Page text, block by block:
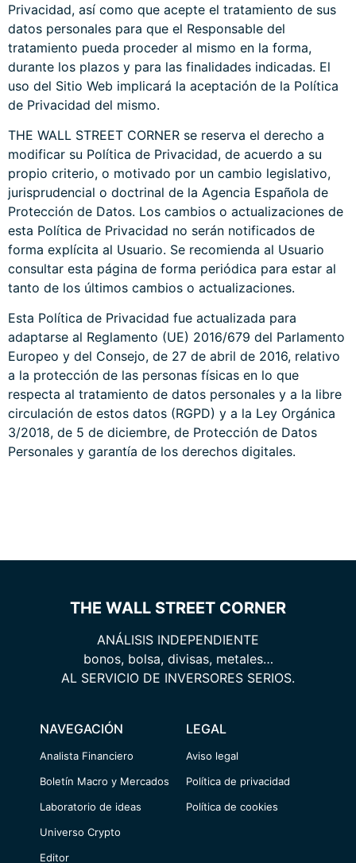
Privacidad, así como que acepte el tratamiento de sus
datos personales para que el Responsable del
tratamiento pueda proceder al mismo en la forma,
durante los plazos y para las finalidades indicadas. El
uso del Sitio Web implicará la aceptación de la Política
de Privacidad del mismo.
THE WALL STREET CORNER se reserva el derecho a
modificar su Política de Privacidad, de acuerdo a su
propio criterio, o motivado por un cambio legislativo,
jurisprudencial o doctrinal de la Agencia Española de
Protección de Datos. Los cambios o actualizaciones de
esta Política de Privacidad no serán notificados de
forma explícita al Usuario. Se recomienda al Usuario
consultar esta página de forma periódica para estar al
tanto de los últimos cambios o actualizaciones.
Esta Política de Privacidad fue actualizada para
adaptarse al Reglamento (UE) 2016/679 del Parlamento
Europeo y del Consejo, de 27 de abril de 2016, relativo
a la protección de las personas físicas en lo que
respecta al tratamiento de datos personales y a la libre
circulación de estos datos (RGPD) y a la Ley Orgánica
3/2018, de 5 de diciembre, de Protección de Datos
Personales y garantía de los derechos digitales.
THE WALL STREET CORNER
ANÁLISIS INDEPENDIENTE
bonos, bolsa, divisas, metales…
AL SERVICIO DE INVERSORES SERIOS.
NAVEGACIÓN
Analista Financiero
Boletín Macro y Mercados
Laboratorio de ideas
Universo Crypto
Editor
LEGAL
Aviso legal
Política de privacidad
Política de cookies